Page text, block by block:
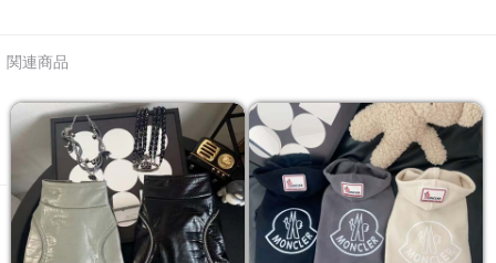
関連商品